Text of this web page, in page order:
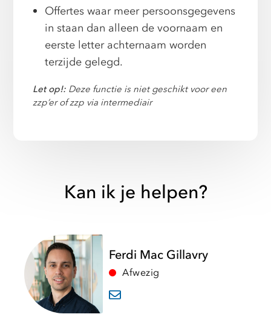
Offertes waar meer persoonsgegevens
in staan dan alleen de voornaam en
eerste letter achternaam worden
terzijde gelegd.
Let op!: Deze functie is niet geschikt voor een
zzp’er of zzp via intermediair
Kan ik je helpen?
Ferdi Mac Gillavry
Afwezig